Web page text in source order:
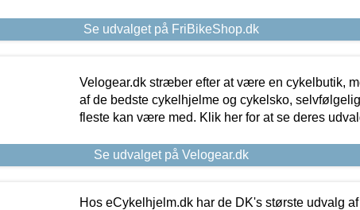
Se udvalget på FriBikeShop.dk
Velogear.dk stræber efter at være en cykelbutik,
af de bedste cykelhjelme og cykelsko,
fleste kan være med. Klik her for at se deres
Se udvalget på Velogear.dk
Hos eCykelhjelm.dk har de DK's største udvalg